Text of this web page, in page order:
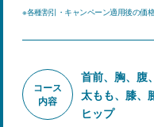
※各種割引・キャンペーン適用後の価格
コース
内容
首前、胸、腹
太もも、膝、
ヒップ